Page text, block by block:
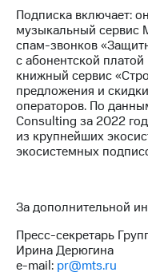
Программа
Порядок
выкупа
акций
Дивиденды
Рынок
облигаций
Описание
погашении
облигаций
Другое
Подписка включает:
музыкальный сервис
спам-звонков
с абонентской
книжный сервис
предложения и
операторов. По
Consulting за 2022
из крупнейших
экосистемных
За дополнительной
Пресс-секретарь
Ирина Дерюгина
e-mail: pr@mts.ru